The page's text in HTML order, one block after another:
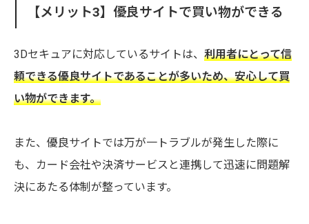
【メリット3】優良サイトで買い物ができる
3Dセキュアに対応しているサイトは、 利用者にとって信
頼できる優良サイトであることが多いため、安心して買
い物ができます。
また、優良サイトでは万が一トラブルが発生した際に
も、カード会社や決済サービスと連携して迅速に問題解
決にあたる体制が整っています。